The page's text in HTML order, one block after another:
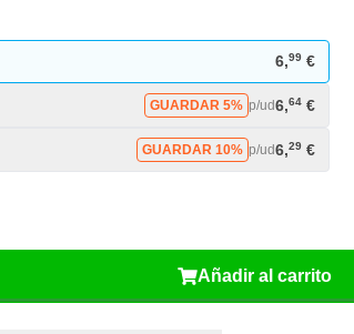
6,99 €
GUARDAR 5% p/ud6,64 €
GUARDAR 10% p/ud6,29 €
Añadir al carrito